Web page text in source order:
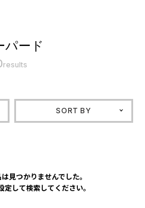
パード
results
SORT BY
見つかりませんでした。
定して検索してください。